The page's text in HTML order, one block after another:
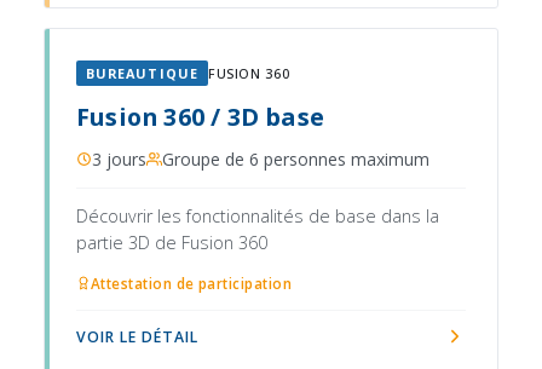
BUREAUTIQUE FUSION 360
Fusion 360 / 3D base
3 jours Groupe de 6 personnes maximum
Découvrir les fonctionnalités de base dans la
partie 3D de Fusion 360
Attestation de participation
VOIR LE DÉTAIL